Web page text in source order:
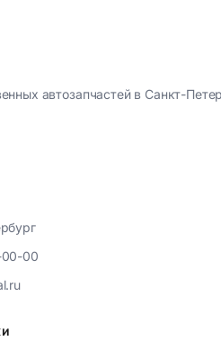
автозапчастей в Санкт-
00